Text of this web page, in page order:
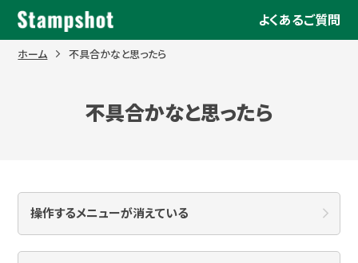
Skip
content
よくあるご質問
ホーム 不具合かなと思ったら
不具合かなと思ったら
操作するメニューが消えている